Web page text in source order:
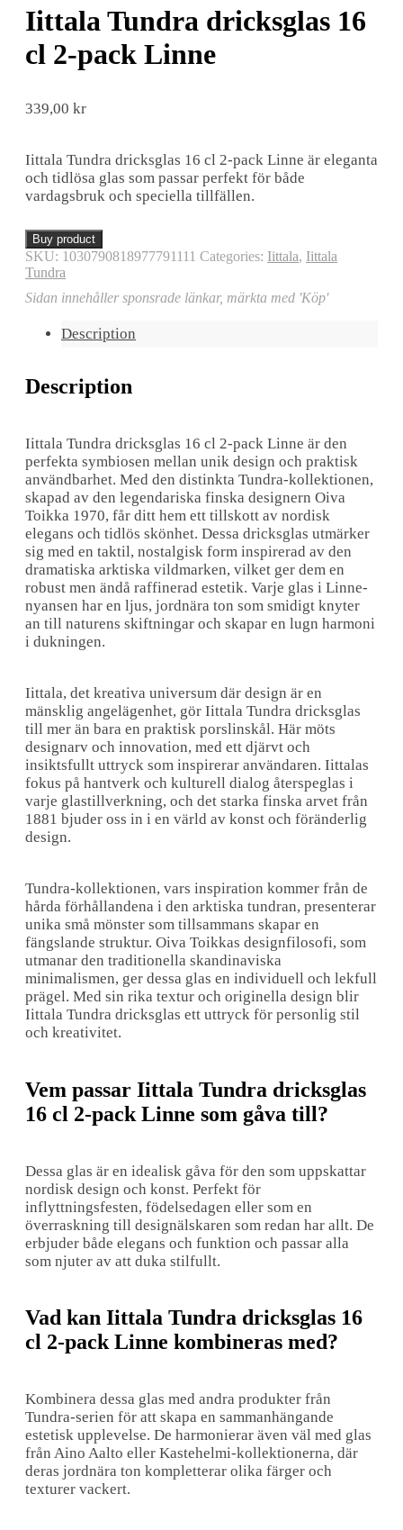
Iittala Tundra dricksglas 16
cl 2-pack Linne
339,00 kr
Iittala Tundra dricksglas 16 cl 2-pack Linne är eleganta
och tidlösa glas som passar perfekt för både
vardagsbruk och speciella tillfällen.
Buy product
SKU: 1030790818977791111 Categories: Iittala, Iittala
Tundra
Sidan innehåller sponsrade länkar, märkta med 'Köp'
Description
Description
Iittala Tundra dricksglas 16 cl 2-pack Linne är den
perfekta symbiosen mellan unik design och praktisk
användbarhet. Med den distinkta Tundra-kollektionen,
skapad av den legendariska finska designern Oiva
Toikka 1970, får ditt hem ett tillskott av nordisk
elegans och tidlös skönhet. Dessa dricksglas utmärker
sig med en taktil, nostalgisk form inspirerad av den
dramatiska arktiska vildmarken, vilket ger dem en
robust men ändå raffinerad estetik. Varje glas i Linne-
nyansen har en ljus, jordnära ton som smidigt knyter
an till naturens skiftningar och skapar en lugn harmoni
i dukningen.
Iittala, det kreativa universum där design är en
mänsklig angelägenhet, gör Iittala Tundra dricksglas
till mer än bara en praktisk porslinskål. Här möts
designarv och innovation, med ett djärvt och
insiktsfullt uttryck som inspirerar användaren. Iittalas
fokus på hantverk och kulturell dialog återspeglas i
varje glastillverkning, och det starka finska arvet från
1881 bjuder oss in i en värld av konst och föränderlig
design.
Tundra-kollektionen, vars inspiration kommer från de
hårda förhållandena i den arktiska tundran, presenterar
unika små mönster som tillsammans skapar en
fängslande struktur. Oiva Toikkas designfilosofi, som
utmanar den traditionella skandinaviska
minimalismen, ger dessa glas en individuell och lekfull
prägel. Med sin rika textur och originella design blir
Iittala Tundra dricksglas ett uttryck för personlig stil
och kreativitet.
Vem passar Iittala Tundra dricksglas
16 cl 2-pack Linne som gåva till?
Dessa glas är en idealisk gåva för den som uppskattar
nordisk design och konst. Perfekt för
inflyttningsfesten, födelsedagen eller som en
överraskning till designälskaren som redan har allt. De
erbjuder både elegans och funktion och passar alla
som njuter av att duka stilfullt.
Vad kan Iittala Tundra dricksglas 16
cl 2-pack Linne kombineras med?
Kombinera dessa glas med andra produkter från
Tundra-serien för att skapa en sammanhängande
estetisk upplevelse. De harmonierar även väl med glas
från Aino Aalto eller Kastehelmi-kollektionerna, där
deras jordnära ton kompletterar olika färger och
texturer vackert.